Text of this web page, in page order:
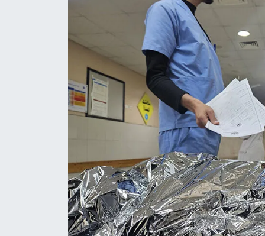
Kırklareli Müftülüğü
Kırşehir Müftülüğü
Kocaeli Müftülüğü
Kütahya Müftülüğü
Malatya Müftülüğü